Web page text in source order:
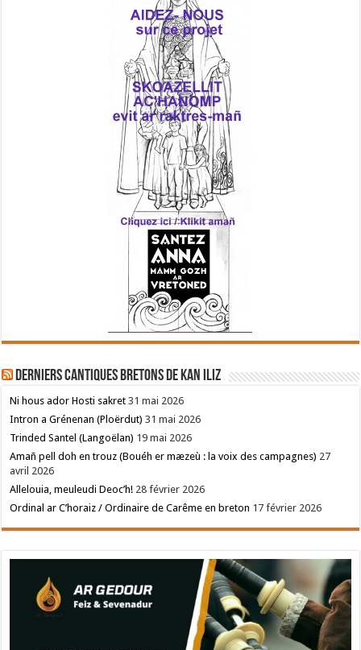
Derniers cantiques bretons de Kan Iliz
Ni hous ador Hosti sakret 31 mai 2026
Intron a Grénenan (Ploërdut) 31 mai 2026
Trinded Santel (Langoëlan) 19 mai 2026
Amañ pell doh en trouz (Bouéh er mæzeù : la voix des campagnes) 27
avril 2026
Allelouia, meuleudi Deoc’h! 28 février 2026
Ordinal ar C’horaiz / Ordinaire de Carême en breton 17 février 2026